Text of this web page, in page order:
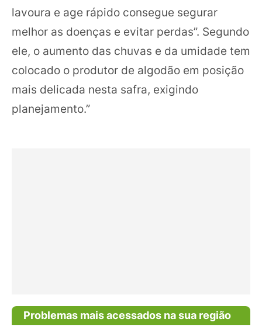
lavoura e age rápido consegue segurar
melhor as doenças e evitar perdas”. Segundo
ele, o aumento das chuvas e da umidade tem
colocado o produtor de algodão em posição
mais delicada nesta safra, exigindo
planejamento.”
Problemas mais acessados na sua região